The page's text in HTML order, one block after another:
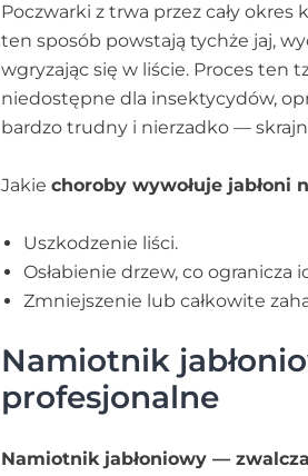
Poczwarki z trwa przez cały okres
ten sposób powstają tychże jaj,
wgryzając się w liście. Proces ten
niedostępne dla insektycydów,
bardzo trudny i nierzadko —
Jakie choroby wywołuje jabłoni
Uszkodzenie liści.
Osłabienie drzew, co ogranicza
Zmniejszenie lub całkowite
Namiotnik
profesjonalne
Namiotnik jabłoniowy —